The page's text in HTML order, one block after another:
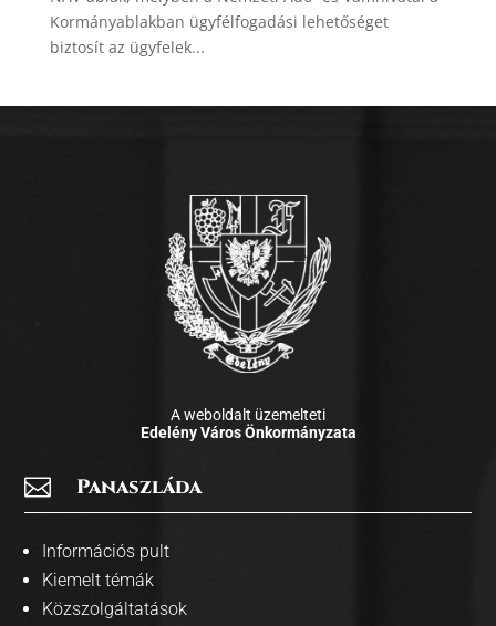
Kormányablakban ügyfélfogadási lehetőséget
biztosít az ügyfelek...
A weboldalt üzemelteti
Edelény Város Önkormányzata
 Panaszláda
Információs pult
Kiemelt témák
Közszolgáltatások